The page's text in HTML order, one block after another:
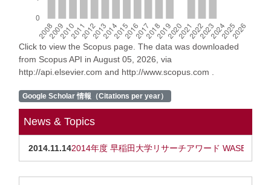
Click to view the Scopus page. The data was downloaded
from Scopus API in August 05, 2026, via
http://api.elsevier.com and http://www.scopus.com .
Google Scholar 情報（Citations per year）
News & Topics
2014.11.142014年度 早稲田大学リサーチアワード WASEDA